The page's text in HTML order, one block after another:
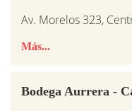
Av. Morelos 323,
Más...
Bodega Aurrera -